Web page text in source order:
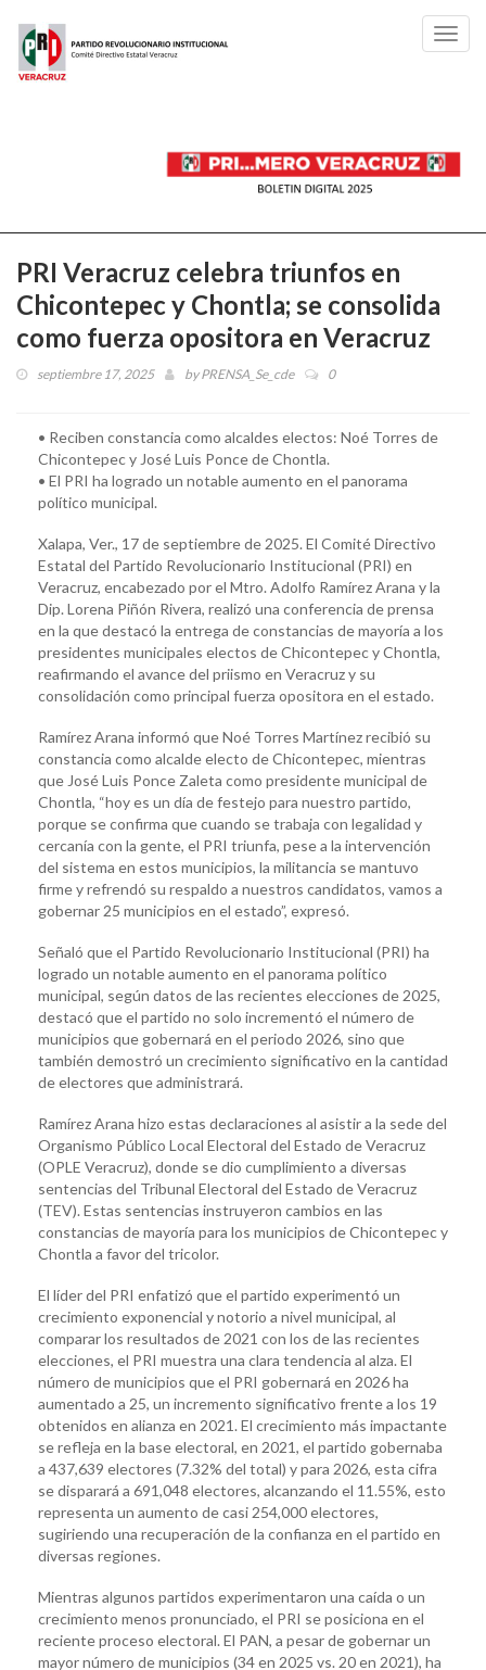
PRI Veracruz celebra triunfos en
Chicontepec y Chontla; se consolida
como fuerza opositora en Veracruz
septiembre 17, 2025 byPRENSA_Se_cde 0
• Reciben constancia como alcaldes electos: Noé Torres de
Chicontepec y José Luis Ponce de Chontla.
• El PRI ha logrado un notable aumento en el panorama
político municipal.
Xalapa, Ver., 17 de septiembre de 2025. El Comité Directivo
Estatal del Partido Revolucionario Institucional (PRI) en
Veracruz, encabezado por el Mtro. Adolfo Ramírez Arana y la
Dip. Lorena Piñón Rivera, realizó una conferencia de prensa
en la que destacó la entrega de constancias de mayoría a los
presidentes municipales electos de Chicontepec y Chontla,
reafirmando el avance del priismo en Veracruz y su
consolidación como principal fuerza opositora en el estado.
Ramírez Arana informó que Noé Torres Martínez recibió su
constancia como alcalde electo de Chicontepec, mientras
que José Luis Ponce Zaleta como presidente municipal de
Chontla, “hoy es un día de festejo para nuestro partido,
porque se confirma que cuando se trabaja con legalidad y
cercanía con la gente, el PRI triunfa, pese a la intervención
del sistema en estos municipios, la militancia se mantuvo
firme y refrendó su respaldo a nuestros candidatos, vamos a
gobernar 25 municipios en el estado”, expresó.
Señaló que el Partido Revolucionario Institucional (PRI) ha
logrado un notable aumento en el panorama político
municipal, según datos de las recientes elecciones de 2025,
destacó que el partido no solo incrementó el número de
municipios que gobernará en el periodo 2026, sino que
también demostró un crecimiento significativo en la cantidad
de electores que administrará.
Ramírez Arana hizo estas declaraciones al asistir a la sede del
Organismo Público Local Electoral del Estado de Veracruz
(OPLE Veracruz), donde se dio cumplimiento a diversas
sentencias del Tribunal Electoral del Estado de Veracruz
(TEV). Estas sentencias instruyeron cambios en las
constancias de mayoría para los municipios de Chicontepec y
Chontla a favor del tricolor.
El líder del PRI enfatizó que el partido experimentó un
crecimiento exponencial y notorio a nivel municipal, al
comparar los resultados de 2021 con los de las recientes
elecciones, el PRI muestra una clara tendencia al alza. El
número de municipios que el PRI gobernará en 2026 ha
aumentado a 25, un incremento significativo frente a los 19
obtenidos en alianza en 2021. El crecimiento más impactante
se refleja en la base electoral, en 2021, el partido gobernaba
a 437,639 electores (7.32% del total) y para 2026, esta cifra
se disparará a 691,048 electores, alcanzando el 11.55%, esto
representa un aumento de casi 254,000 electores,
sugiriendo una recuperación de la confianza en el partido en
diversas regiones.
Mientras algunos partidos experimentaron una caída o un
crecimiento menos pronunciado, el PRI se posiciona en el
reciente proceso electoral. El PAN, a pesar de gobernar un
mayor número de municipios (34 en 2025 vs. 20 en 2021), ha